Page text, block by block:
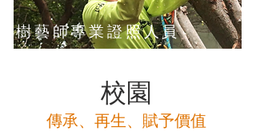
樹藝師專業證照人員
校園
傳承、再生、賦予價值